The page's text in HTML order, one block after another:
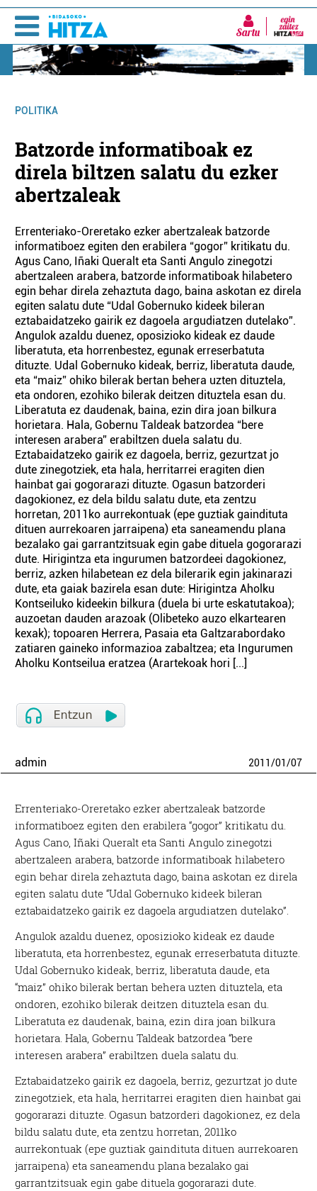
Sartu
POLITIKA
Batzorde informatiboak ez
direla biltzen salatu du ezker
abertzaleak
Errenteriako-Oreretako ezker abertzaleak batzorde
informatiboez egiten den erabilera “gogor” kritikatu du.
Agus Cano, Iñaki Queralt eta Santi Angulo zinegotzi
abertzaleen arabera, batzorde informatiboak hilabetero
egin behar direla zehaztuta dago, baina askotan ez direla
egiten salatu dute “Udal Gobernuko kideek bileran
eztabaidatzeko gairik ez dagoela argudiatzen dutelako”.
Angulok azaldu duenez, oposizioko kideak ez daude
liberatuta, eta horrenbestez, egunak erreserbatuta
dituzte. Udal Gobernuko kideak, berriz, liberatuta daude,
eta “maiz” ohiko bilerak bertan behera uzten dituztela,
eta ondoren, ezohiko bilerak deitzen dituztela esan du.
Liberatuta ez daudenak, baina, ezin dira joan bilkura
horietara. Hala, Gobernu Taldeak batzordea “bere
interesen arabera” erabiltzen duela salatu du.
Eztabaidatzeko gairik ez dagoela, berriz, gezurtzat jo
dute zinegotziek, eta hala, herritarrei eragiten dien
hainbat gai gogorarazi dituzte. Ogasun batzorderi
dagokionez, ez dela bildu salatu dute, eta zentzu
horretan, 2011ko aurrekontuak (epe guztiak gaindituta
dituen aurrekoaren jarraipena) eta saneamendu plana
bezalako gai garrantzitsuak egin gabe dituela gogorarazi
dute. Hirigintza eta ingurumen batzordeei dagokionez,
berriz, azken hilabetean ez dela bilerarik egin jakinarazi
dute, eta gaiak bazirela esan dute: Hirigintza Aholku
Kontseiluko kideekin bilkura (duela bi urte eskatutakoa);
auzoetan dauden arazoak (Olibeteko auzo elkartearen
kexak); topoaren Herrera, Pasaia eta Galtzarabordako
zatiaren gaineko informazioa zabaltzea; eta Ingurumen
Aholku Kontseilua eratzea (Arartekoak hori [...]
admin 2011/01/07
Errenteriako-Oreretako ezker abertzaleak batzorde
informatiboez egiten den erabilera “gogor” kritikatu du.
Agus Cano, Iñaki Queralt eta Santi Angulo zinegotzi
abertzaleen arabera, batzorde informatiboak hilabetero
egin behar direla zehaztuta dago, baina askotan ez direla
egiten salatu dute “Udal Gobernuko kideek bileran
eztabaidatzeko gairik ez dagoela argudiatzen dutelako”.
Angulok azaldu duenez, oposizioko kideak ez daude
liberatuta, eta horrenbestez, egunak erreserbatuta dituzte.
Udal Gobernuko kideak, berriz, liberatuta daude, eta
“maiz” ohiko bilerak bertan behera uzten dituztela, eta
ondoren, ezohiko bilerak deitzen dituztela esan du.
Liberatuta ez daudenak, baina, ezin dira joan bilkura
horietara. Hala, Gobernu Taldeak batzordea “bere
interesen arabera” erabiltzen duela salatu du.
Eztabaidatzeko gairik ez dagoela, berriz, gezurtzat jo dute
zinegotziek, eta hala, herritarrei eragiten dien hainbat gai
gogorarazi dituzte. Ogasun batzorderi dagokionez, ez dela
bildu salatu dute, eta zentzu horretan, 2011ko
aurrekontuak (epe guztiak gaindituta dituen aurrekoaren
jarraipena) eta saneamendu plana bezalako gai
garrantzitsuak egin gabe dituela gogorarazi dute.